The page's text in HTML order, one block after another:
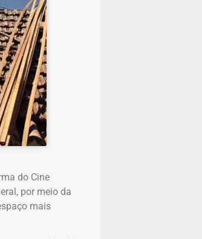
do Cine
por meio da
mais